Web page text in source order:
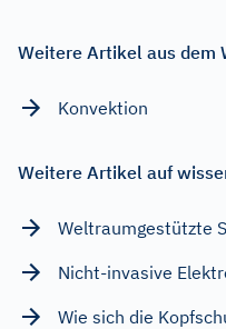
Weitere Artikel aus dem
Konvektion
Weitere Artikel auf
Weltraumgestützte
Nicht-invasive
Wie sich die